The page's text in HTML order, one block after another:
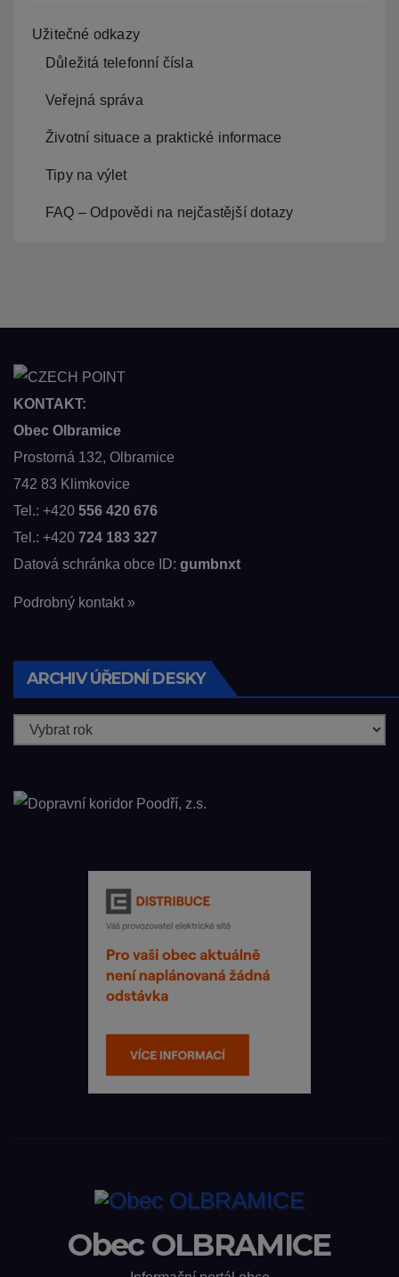
Užitečné odkazy
Důležitá telefonní čísla
Veřejná správa
Životní situace a praktické informace
Tipy na výlet
FAQ – Odpovědi na nejčastější dotazy
KONTAKT:
Obec Olbramice
Prostorná 132, Olbramice
742 83 Klimkovice
Tel.: +420 556 420 676
Tel.: +420 724 183 327
Datová schránka obce ID: gumbnxt
Podrobný kontakt »
ARCHIV ÚŘEDNÍ DESKY
Obec OLBRAMICE